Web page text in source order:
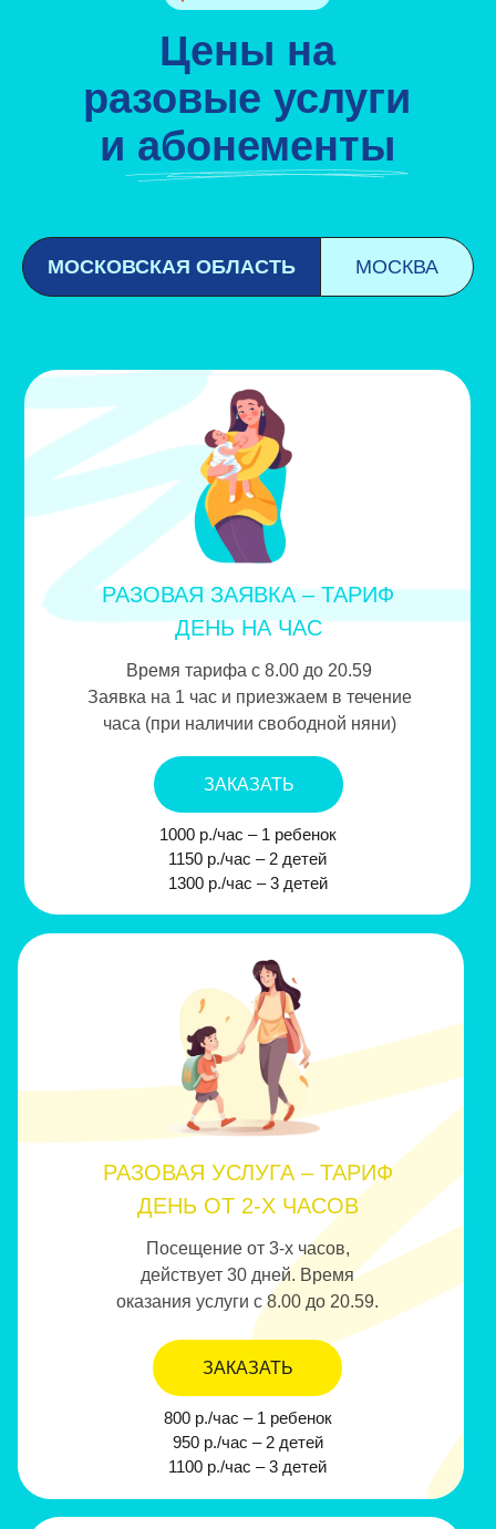
Цены на
разовые услуги
и абонементы
МОСКОВСКАЯ ОБЛАСТЬ МОСКВА
Время тарифа с 8.00 до 20.59
Заявка на 1 час и приезжаем в течение
часа (при наличии свободной няни)
1000 р./час – 1 ребенок
1150 р./час – 2 детей
1300 р./час – 3 детей
РАЗОВАЯ ЗАЯВКА – ТАРИФ
ДЕНЬ НА ЧАС
РАЗОВАЯ УСЛУГА – ТАРИФ
ДЕНЬ ОТ 2-Х ЧАСОВ
ЗАКАЗАТЬ
Посещение от 3-х часов,
действует 30 дней. Время
оказания услуги с 8.00 до 20.59.
800 р./час – 1 ребенок
950 р./час – 2 детей
1100 р./час – 3 детей
ЗАКАЗАТЬ